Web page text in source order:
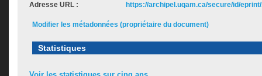
Adresse URL :
https://archipel.uqam.ca/secure/id/
Modifier les métadonnées (propriétaire du document)
Statistiques